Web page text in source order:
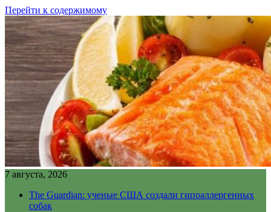
Перейти к содержимому
7 августа, 2026
The Guardian: ученые США создали гипоаллергенных
собак